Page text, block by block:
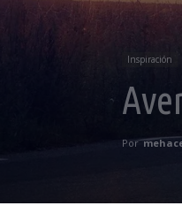
Inspiración
Por